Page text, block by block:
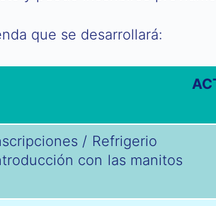
que se desarrollará:
/ Refrigerio
con las manitos